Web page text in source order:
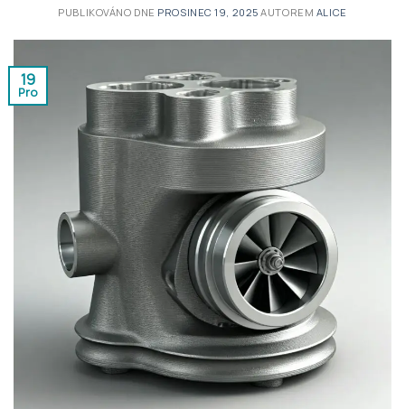
PUBLIKOVÁNO DNE PROSINEC 19, 2025 AUTOREM ALICE
19
Pro